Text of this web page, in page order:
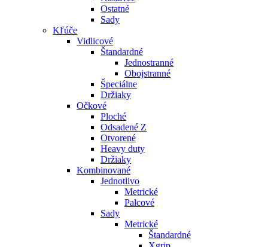
Ostatné
Sady
Kľúče
Vidlicové
Štandardné
Jednostranné
Obojstranné
Špeciálne
Držiaky
Očkové
Ploché
Odsadené Z
Otvorené
Heavy duty
Držiaky
Kombinované
Jednotlivo
Metrické
Palcové
Sady
Metrické
Štandardné